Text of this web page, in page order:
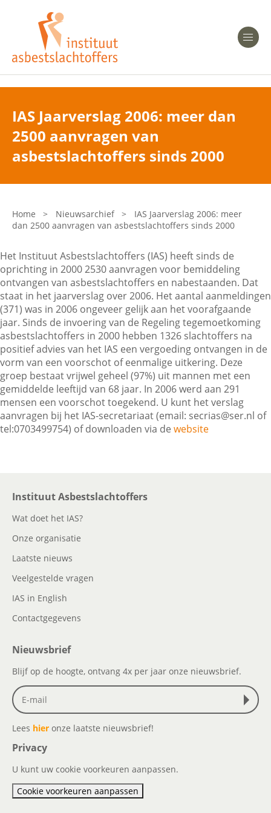
Heeft u Mesothelioom?
Heeft u Asbestose?
Bent u arts?
Bent u werkgever of verzekeraar?
Asbest en Gezondheid
Laatste nieuws
Onze organisatie
Veelgestelde vragen
Contactgegevens
Zoeken
IAS Jaarverslag 2006: meer dan
2500 aanvragen van
asbestslachtoffers sinds 2000
Home > Nieuwsarchief >
IAS Jaarverslag 2006: meer
dan 2500 aanvragen van asbestslachtoffers sinds 2000
Het Instituut Asbestslachtoffers (IAS) heeft sinds de
oprichting in 2000 2530 aanvragen voor bemiddeling
ontvangen van asbestslachtoffers en nabestaanden. Dat
staat in het jaarverslag over 2006. Het aantal aanmeldingen
(371) was in 2006 ongeveer gelijk aan het voorafgaande
jaar. Sinds de invoering van de Regeling tegemoetkoming
asbestslachtoffers in 2000 hebben 1326 slachtoffers na
positief advies van het IAS een vergoeding ontvangen in de
vorm van een voorschot of eenmalige uitkering. Deze
groep bestaat vrijwel geheel (97%) uit mannen met een
gemiddelde leeftijd van 68 jaar. In 2006 werd aan 291
mensen een voorschot toegekend. U kunt het verslag
aanvragen bij het IAS-secretariaat (email: secrias@ser.nl of
tel:0703499754) of downloaden via de website
Instituut Asbestslachtoffers
Wat doet het IAS?
Onze organisatie
Laatste nieuws
Veelgestelde vragen
IAS in English
Contactgegevens
Nieuwsbrief
Blijf op de hoogte, ontvang 4x per jaar onze nieuwsbrief.
Lees hier onze laatste nieuwsbrief!
Privacy
U kunt uw cookie voorkeuren aanpassen.
Cookie voorkeuren aanpassen